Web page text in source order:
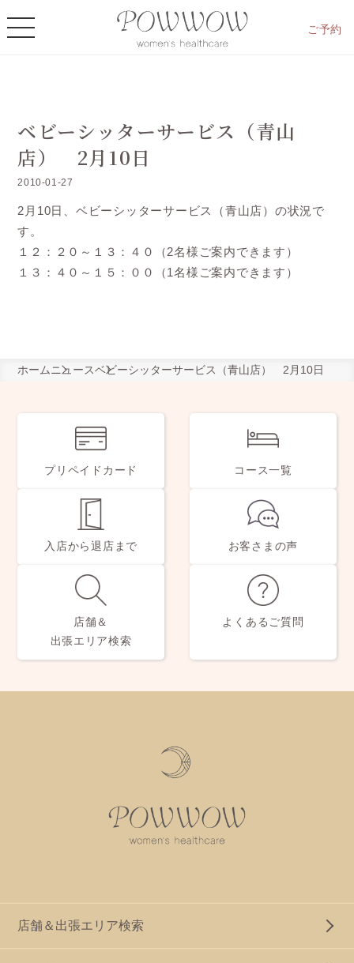
ご予約
ベビーシッターサービス（青山
店） 2月10日
2010-01-27
2月10日、ベビーシッターサービス（青山店）の状況で
す。
１２：２０～１３：４０（2名様ご案内できます）
１３：４０～１５：００（1名様ご案内できます）
ホーム ニュースベビーシッターサービス（青山店） 2月10日
プリペイドカード コース一覧
入店から退店まで お客さまの声
店舗＆
出張エリア検索
よくあるご質問
店舗＆出張エリア検索